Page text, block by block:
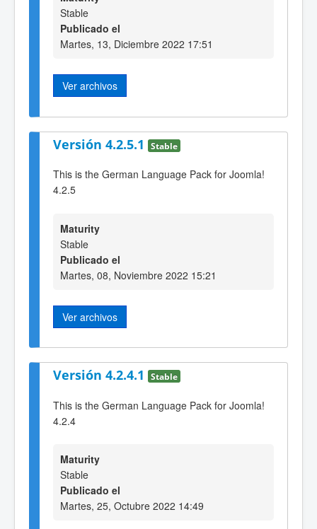
Stable
Publicado el
Martes, 13, Diciembre 2022 17:51
Ver archivos
Versión 4.2.5.1 Stable
This is the German Language Pack for Joomla!
4.2.5
Maturity
Stable
Publicado el
Martes, 08, Noviembre 2022 15:21
Ver archivos
Versión 4.2.4.1 Stable
This is the German Language Pack for Joomla!
4.2.4
Maturity
Stable
Publicado el
Martes, 25, Octubre 2022 14:49